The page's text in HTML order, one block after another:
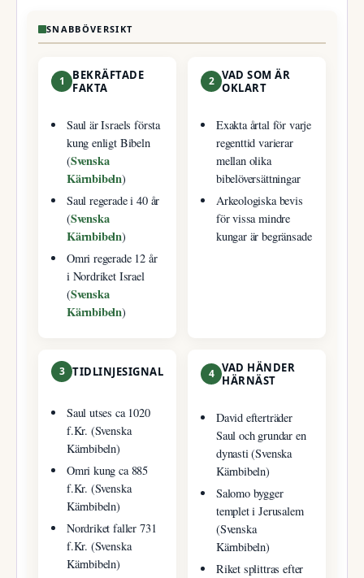
SNABBÖVERSIKT
1
BEKRÄFTADE
FAKTA
Saul är Israels första
kung enligt Bibeln
(Svenska
Kärnbibeln)
Saul regerade i 40 år
(Svenska
Kärnbibeln)
Omri regerade 12 år
i Nordriket Israel
(Svenska
Kärnbibeln)
2 VAD SOM ÄR
OKLART
Exakta årtal för varje
regenttid varierar
mellan olika
bibelöversättningar
Arkeologiska bevis
för vissa mindre
kungar är begränsade
3 TIDLINJESIGNAL
Saul utses ca 1020
f.Kr. (Svenska
Kärnbibeln)
Omri kung ca 885
f.Kr. (Svenska
Kärnbibeln)
Nordriket faller 731
f.Kr. (Svenska
Kärnbibeln)
4 VAD HÄNDER
HÄRNÄST
David efterträder
Saul och grundar en
dynasti (Svenska
Kärnbibeln)
Salomo bygger
templet i Jerusalem
(Svenska
Kärnbibeln)
Riket splittras efter